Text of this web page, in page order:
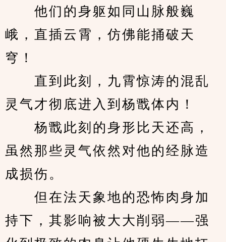
他们的身躯如同山脉般巍
峨，直插云霄，仿佛能捅破天
穹！
直到此刻，九霄惊涛的混乱
灵气才彻底进入到杨戬体内！
杨戬此刻的身形比天还高，
虽然那些灵气依然对他的经脉造
成损伤。
但在法天象地的恐怖肉身加
持下，其影响被大大削弱——强